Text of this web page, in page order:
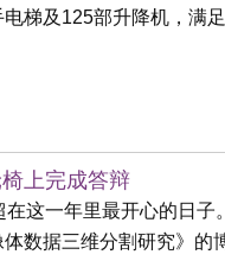
梯及125部升降机，满
上完成答辩
这一年里最开心的日子
数据三维分割研究》的